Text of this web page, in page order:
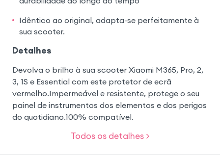
Idêntico ao original, adapta-se perfeitamente à
sua scooter.
Detalhes
Devolva o brilho à sua scooter Xiaomi M365, Pro, 2,
3, 1S e Essential com este protetor de ecrã
vermelho.Impermeável e resistente, protege o seu
painel de instrumentos dos elementos e dos perigos
do quotidiano.100% compatível.
Todos os detalhes >